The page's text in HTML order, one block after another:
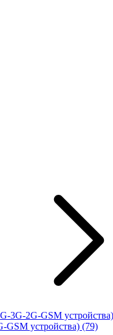
3G-2G-GSM устройства)
устройства) (79)